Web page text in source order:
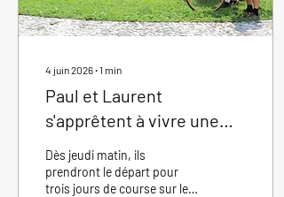
4 juin 2026∙1 min
Paul et Laurent
s'apprêtent à vivre une
magnifique aventure à
travers le temps !
Dès jeudi matin, ils
prendront le départ pour
trois jours de course sur les